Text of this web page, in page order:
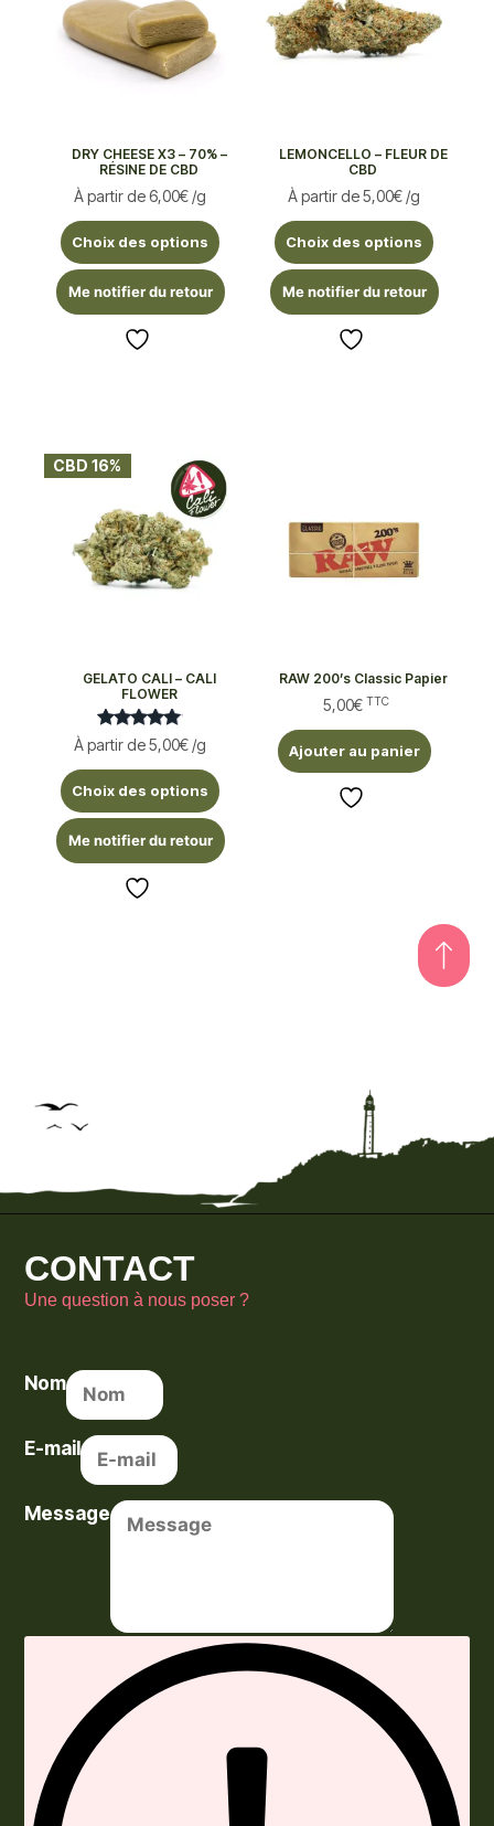
DRY CHEESE X3 – 70% –
RÉSINE DE CBD
À partir de6,00€ /g
Choix des options
Me notifier du retour
LEMONCELLO – FLEUR DE
CBD
À partir de5,00€ /g
Choix des options
Me notifier du retour
CBD 16%
GELATO CALI – CALI
FLOWER
Note
5.00
sur 5
À partir de5,00€ /g
Choix des options
Me notifier du retour
RAW 200’s Classic Papier
5,00€ TTC
Ajouter au panier
CONTACT
Une question à nous poser ?
Nom
E-mail
Message